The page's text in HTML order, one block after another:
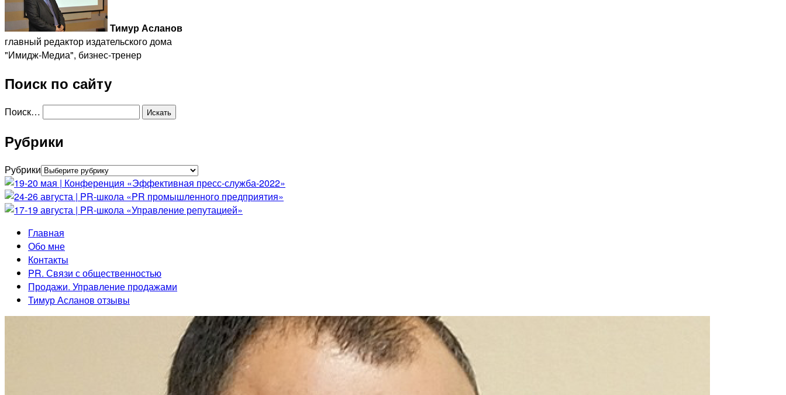
Тимур Асланов
главный редактор издательского дома
"Имидж-Медиа", бизнес-тренер
Поиск по сайту
Поиск…
Рубрики
Рубрики
Главная
Обо мне
Контакты
PR. Связи с общественностью
Продажи. Управление продажами
Тимур Асланов отзывы